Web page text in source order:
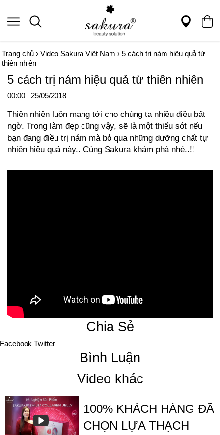
Trang chủ › Video Sakura Việt Nam › 5 cách trị nám hiệu quả từ
thiên nhiên
5 cách trị nám hiệu quả từ thiên nhiên
00:00 , 25/05/2018
Thiên nhiên luôn mang tới cho chúng ta nhiều điều bất
ngờ. Trong làm đẹp cũng vậy, sẽ là một thiếu sót nếu
bạn đang điều trị nám mà bỏ qua những dưỡng chất tự
nhiên hiệu quả này.. Cùng Sakura khám phá nhé..!!
Chia Sẻ
Facebook Twitter
Bình Luận
Video khác
100% KHÁCH HÀNG ĐÃ
CHỌN LỰA THẠCH